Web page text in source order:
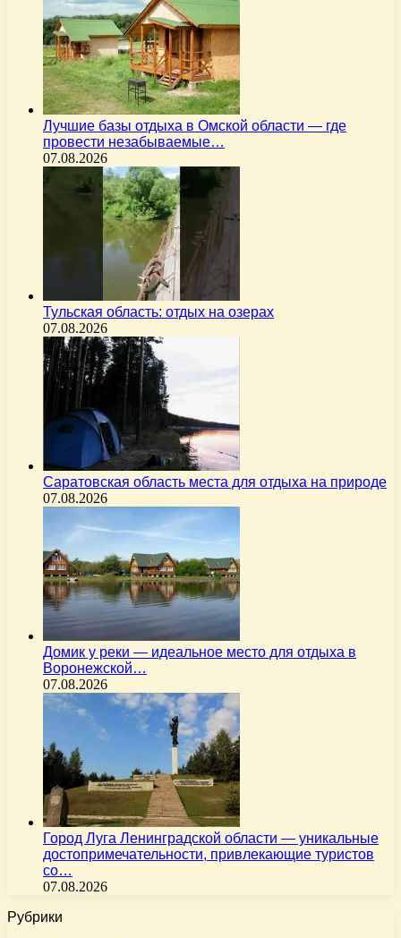
Лучшие базы отдыха в Омской области — где
провести незабываемые…
07.08.2026
Тульская область: отдых на озерах
07.08.2026
Саратовская область места для отдыха на природе
07.08.2026
Домик у реки — идеальное место для отдыха в
Воронежской…
07.08.2026
Город Луга Ленинградской области — уникальные
достопримечательности, привлекающие туристов
со…
07.08.2026
Рубрики